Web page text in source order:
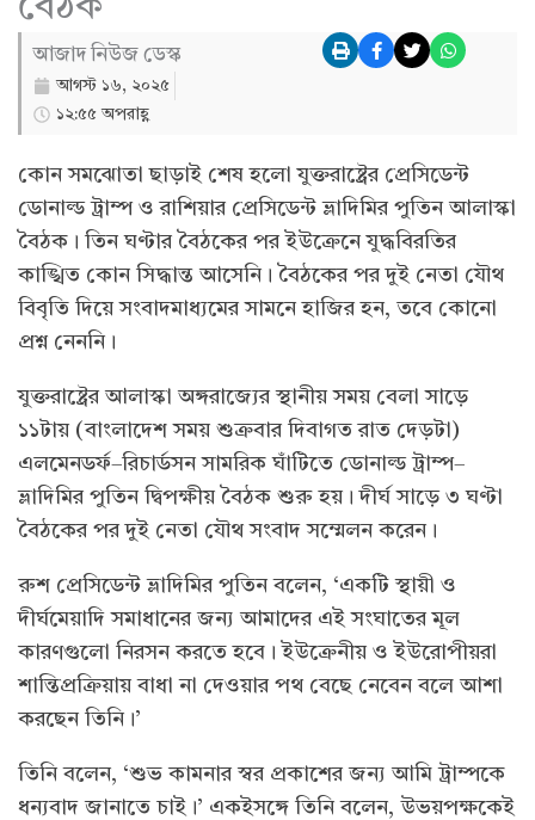
বৈঠক
আজাদ নিউজ ডেস্ক
আগস্ট ১৬, ২০২৫
১২:৫৫ অপরাহ্ণ
কোন সমঝোতা ছাড়াই শেষ হলো যুক্তরাষ্ট্রের প্রেসিডেন্ট
ডোনাল্ড ট্রাম্প ও রাশিয়ার প্রেসিডেন্ট ভ্লাদিমির পুতিন আলাস্কা
বৈঠক। তিন ঘণ্টার বৈঠকের পর ইউক্রেনে যুদ্ধবিরতির
কাঙ্খিত কোন সিদ্ধান্ত আসেনি। বৈঠকের পর দুই নেতা যৌথ
বিবৃতি দিয়ে সংবাদমাধ্যমের সামনে হাজির হন, তবে কোনো
প্রশ্ন নেননি।
যুক্তরাষ্ট্রের আলাস্কা অঙ্গরাজ্যের স্থানীয় সময় বেলা সাড়ে
১১টায় (বাংলাদেশ সময় শুক্রবার দিবাগত রাত দেড়টা)
এলমেনডর্ফ–রিচার্ডসন সামরিক ঘাঁটিতে ডোনাল্ড ট্রাম্প–
ভ্লাদিমির পুতিন দ্বিপক্ষীয় বৈঠক শুরু হয়। দীর্ঘ সাড়ে ৩ ঘণ্টা
বৈঠকের পর দুই নেতা যৌথ সংবাদ সম্মেলন করেন।
রুশ প্রেসিডেন্ট ভ্লাদিমির পুতিন বলেন, ‘একটি স্থায়ী ও
দীর্ঘমেয়াদি সমাধানের জন্য আমাদের এই সংঘাতের মূল
কারণগুলো নিরসন করতে হবে। ইউক্রেনীয় ও ইউরোপীয়রা
শান্তিপ্রক্রিয়ায় বাধা না দেওয়ার পথ বেছে নেবেন বলে আশা
করছেন তিনি।’
তিনি বলেন, ‘শুভ কামনার স্বর প্রকাশের জন্য আমি ট্রাম্পকে
ধন্যবাদ জানাতে চাই।’ একইসঙ্গে তিনি বলেন, উভয়পক্ষকেই